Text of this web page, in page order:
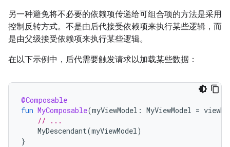
另一种避免将不必要的依赖项传递给可组合项的方法是采用
控制反转方式。 不是由后代接受依赖项来执行某些逻辑，而
是由父级接受依赖项来执行某些逻辑。
在以下示例中，后代需要触发请求以加载某些数据：
@Composable
fun MyComposable(myViewModel : MyViewModel =
// ...
MyDescendant(myViewModel)
}